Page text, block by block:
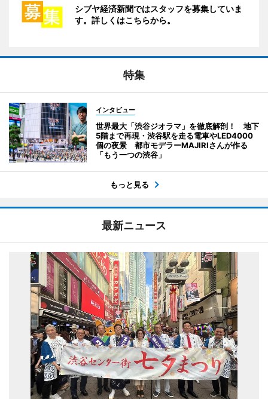
シブヤ経済新聞ではスタッフを募集していま
す。詳しくはこちらから。
特集
インタビュー
世界最大「渋谷ジオラマ」を徹底解剖！ 地下
5階まで再現・渋谷駅を走る電車やLED4000
個の夜景 都市モデラーMAJIRIさんが作る
「もう一つの渋谷」
もっと見る
最新ニュース